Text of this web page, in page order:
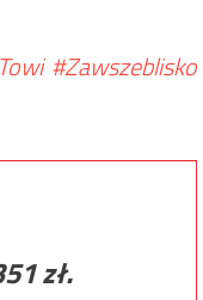
#Zawszeblisko
zł.